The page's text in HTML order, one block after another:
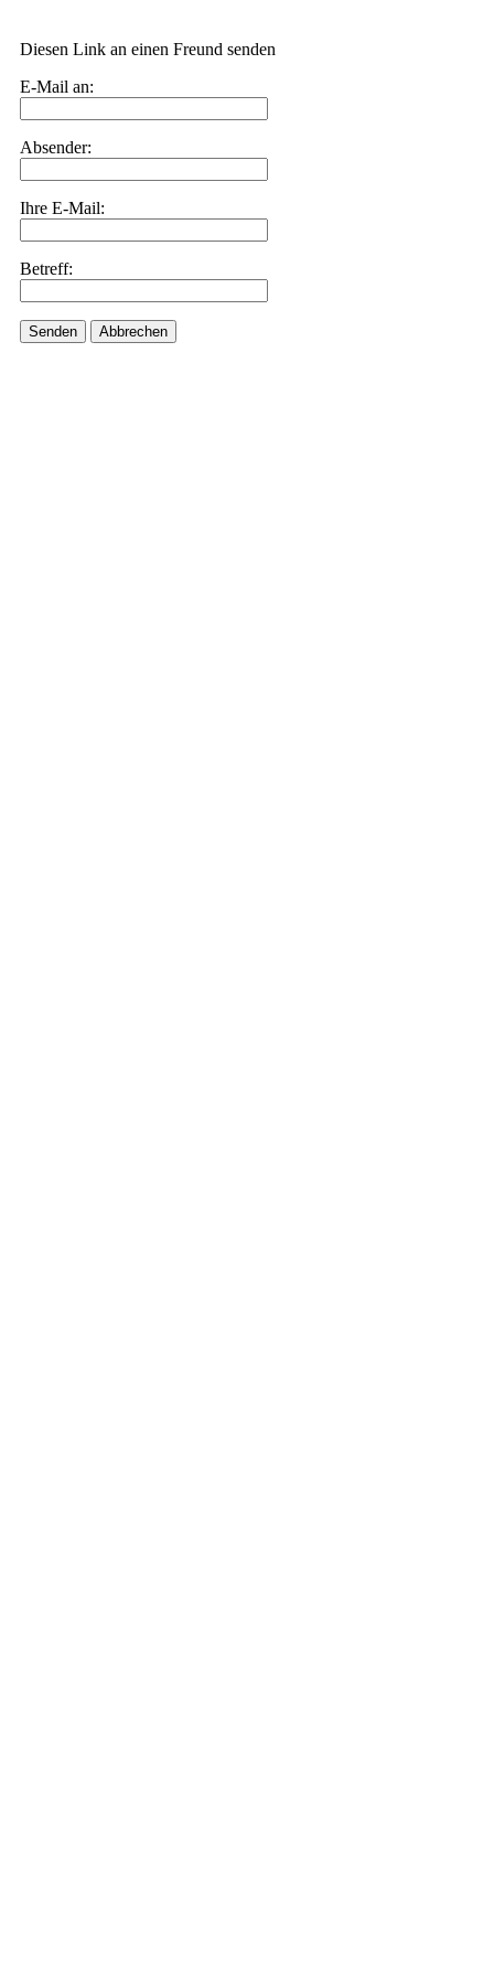
Diesen Link an einen Freund senden
E-Mail an:
Absender:
Ihre E-Mail:
Betreff:
Senden Abbrechen